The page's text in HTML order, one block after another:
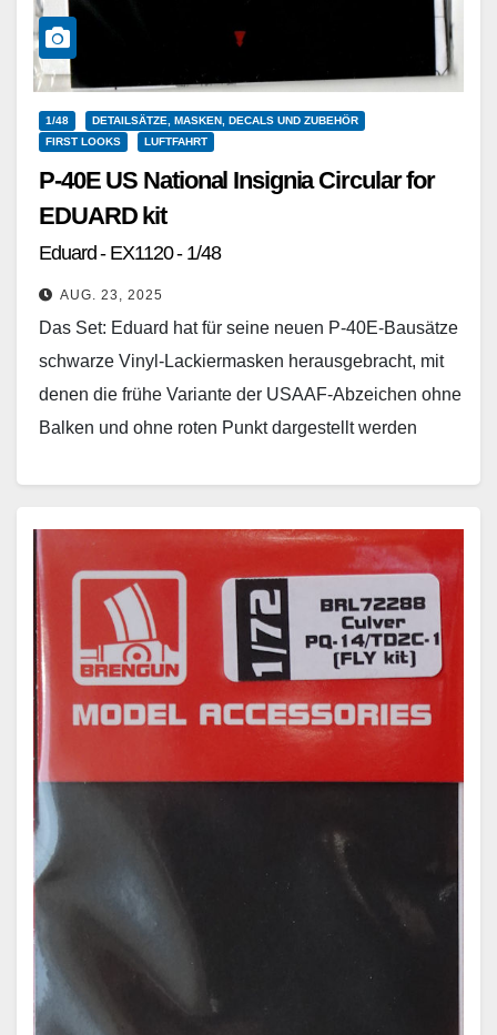
1/48
DETAILSÄTZE, MASKEN, DECALS UND ZUBEHÖR
FIRST LOOKS
LUFTFAHRT
P-40E US National Insignia Circular for
EDUARD kit
Eduard - EX1120 - 1/48
AUG. 23, 2025
Das Set: Eduard hat für seine neuen P-40E-Bausätze
schwarze Vinyl-Lackiermasken herausgebracht, mit
denen die frühe Variante der USAAF-Abzeichen ohne
Balken und ohne roten Punkt dargestellt werden